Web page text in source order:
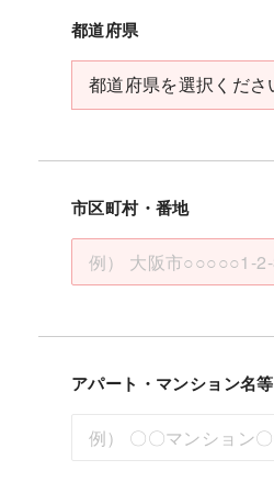
都道府県
市区町村・番地
アパート・マンション名等